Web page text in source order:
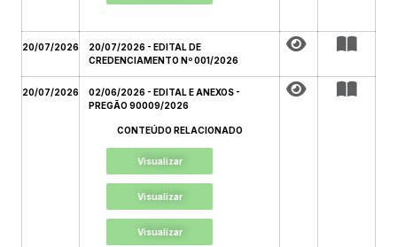
20/07/2026
20/07/2026 - EDITAL DE
CREDENCIAMENTO Nº 001/2026
20/07/2026
02/06/2026 - EDITAL E ANEXOS -
PREGÃO 90009/2026
CONTEÚDO RELACIONADO
Visualizar
Visualizar
Visualizar